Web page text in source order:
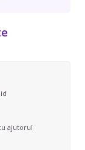
ajutorul